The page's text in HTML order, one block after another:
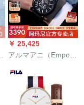
￥ 25,425
アルマアニ（Emporio
機械表は全て自動的
に宋威を透かしてい
ます。竜の同タワー